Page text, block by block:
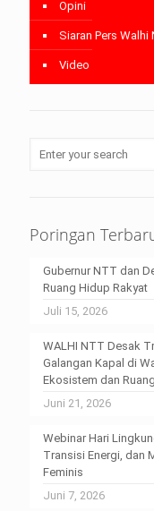
Opini
Siaran Pers Walhi
Video
Poringan
Gubernur NTT dan
Ruang Hidup Rakyat
Juli 15, 2026
WALHI NTT Desak
Galangan Kapal di
Ekosistem dan
Juni 21, 2026
Webinar Hari
Transisi Energi, dan
Feminis
Juni 7, 2026